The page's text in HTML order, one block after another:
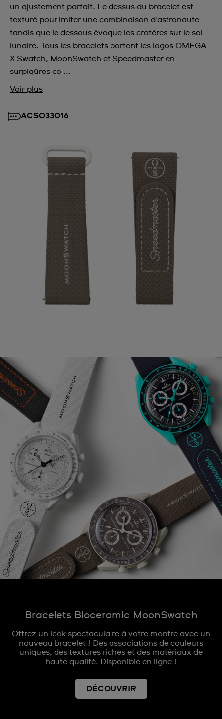
un ajustement parfait. Le dessus du bracelet est
texturé pour imiter une combinaison d'astronaute
tandis que le dessous évoque les cratères sur le sol
lunaire. Tous les bracelets portent les logos OMEGA
X Swatch, MoonSwatch et Speedmaster en
surpiqûres co ...
Voir plus
ACSO33016
Bracelets Bioceramic MoonSwatch
Offrez un look spectaculaire à votre montre avec un
nouveau bracelet ! Des associations de couleurs
uniques, des textures riches et des matériaux de
haute qualité. Disponible en ligne !
DÉCOUVRIR